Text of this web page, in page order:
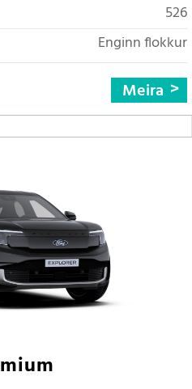
526
Enginn flokkur
Meira